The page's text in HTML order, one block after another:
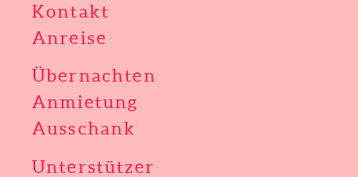
Kontakt
Anreise
Übernachten
Anmietung
Ausschank
Unterstützer